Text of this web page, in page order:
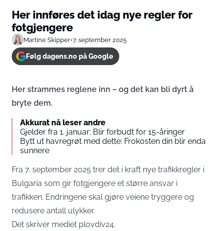
Her innføres det idag nye regler for
fotgjengere
Martine Skipper•7. september 2025
Følg dagens.no på Google
Her strammes reglene inn – og det kan bli dyrt å
bryte dem.
Akkurat nå leser andre
Gjelder fra 1. januar: Blir forbudt for 15-åringer
Bytt ut havregrøt med dette: Frokosten din blir enda
sunnere
Fra 7. september 2025 trer det i kraft nye trafikkregler i
Bulgaria som gir fotgjengere et større ansvar i
trafikken. Endringene skal gjøre veiene tryggere og
redusere antall ulykker.
Det skriver mediet plovdiv24.